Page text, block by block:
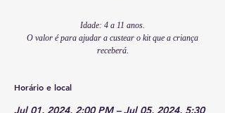
Idade: 4 a 11 anos.
O valor é para ajudar a custear o kit que a criança
receberá.
Horário e local
Jul 01, 2024, 2:00 PM – Jul 05, 2024, 5:30